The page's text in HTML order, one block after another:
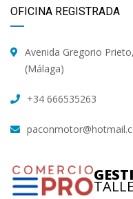
OFICINA REGISTRADA
Avenida Gregorio
(Málaga)
+34 666535263